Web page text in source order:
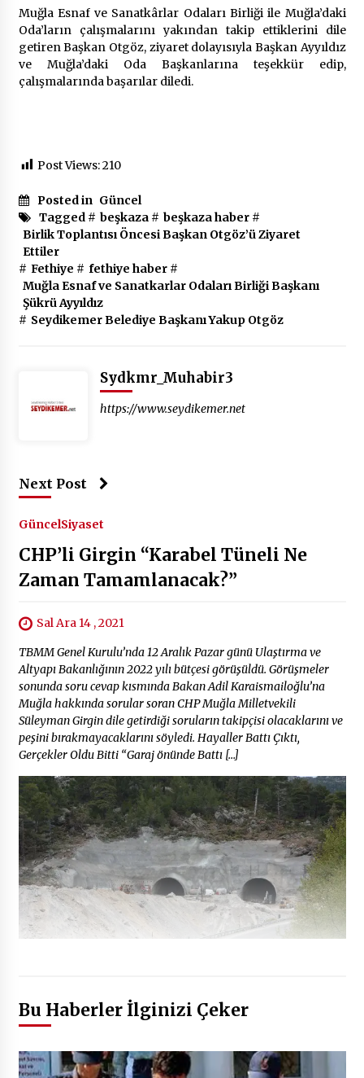
Muğla Esnaf ve Sanatkârlar Odaları Birliği ile Muğla’daki
Oda’ların çalışmalarını yakından takip ettiklerini dile
getiren Başkan Otgöz, ziyaret dolayısıyla Başkan Ayyıldız
ve Muğla’daki Oda Başkanlarına teşekkür edip,
çalışmalarında başarılar diledi.
Post Views:210
Posted in Güncel
Tagged # beşkaza# beşkaza haber#
Birlik Toplantısı Öncesi Başkan Otgöz’ü Ziyaret
Ettiler
# Fethiye # fethiye haber#
Muğla Esnaf ve Sanatkarlar Odaları Birliği Başkanı
Şükrü Ayyıldız
# Seydikemer Belediye Başkanı Yakup Otgöz
Sydkmr_Muhabir3
https://www.seydikemer.net
Next Post
GüncelSiyaset
CHP’li Girgin “Karabel Tüneli Ne
Zaman Tamamlanacak?”
Sal Ara 14 , 2021
TBMM Genel Kurulu’nda 12 Aralık Pazar günü Ulaştırma ve
Altyapı Bakanlığının 2022 yılı bütçesi görüşüldü. Görüşmeler
sonunda soru cevap kısmında Bakan Adil Karaismailoğlu’na
Muğla hakkında sorular soran CHP Muğla Milletvekili
Süleyman Girgin dile getirdiği soruların takipçisi olacaklarını ve
peşini bırakmayacaklarını söyledi. Hayaller Battı Çıktı,
Gerçekler Oldu Bitti “Garaj önünde Battı […]
Bu Haberler İlginizi Çeker